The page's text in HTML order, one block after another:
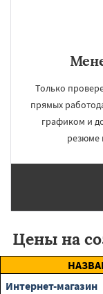
Только
прямых
графиком и
резюме
Цены на
Интернет-магазин